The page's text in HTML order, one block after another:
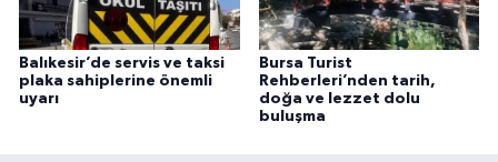
Balıkesir’de servis ve taksi
plaka sahiplerine önemli
uyarı
Bursa Turist
Rehberleri’nden tarih,
doğa ve lezzet dolu
buluşma